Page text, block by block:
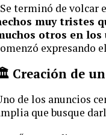
terminó de volcar
muy tristes
otros en
expresando
Creación de
de los anuncios
que busque